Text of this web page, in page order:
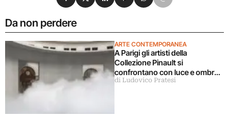
Da non perdere
ARTE CONTEMPORANEA
A Parigi gli artisti della
Collezione Pinault si
confrontano con luce e ombra
in una grande mostra
di Ludovico Pratesi